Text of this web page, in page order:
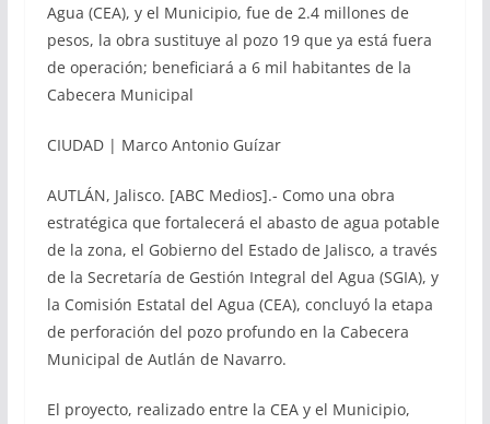
Agua (CEA), y el Municipio, fue de 2.4 millones de
pesos, la obra sustituye al pozo 19 que ya está fuera
de operación; beneficiará a 6 mil habitantes de la
Cabecera Municipal
CIUDAD | Marco Antonio Guízar
AUTLÁN, Jalisco. [ABC Medios].- Como una obra
estratégica que fortalecerá el abasto de agua potable
de la zona, el Gobierno del Estado de Jalisco, a través
de la Secretaría de Gestión Integral del Agua (SGIA), y
la Comisión Estatal del Agua (CEA), concluyó la etapa
de perforación del pozo profundo en la Cabecera
Municipal de Autlán de Navarro.
El proyecto, realizado entre la CEA y el Municipio,